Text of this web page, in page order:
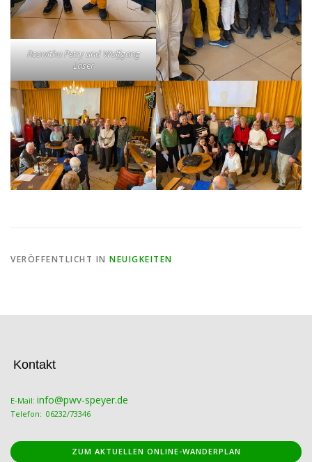
Roswitha Petry und Wolfgang
Laser
VERÖFFENTLICHT IN NEUIGKEITEN
Kontakt
E-Mail: info@pwv-speyer.de
Telefon: 06232/73346
ZUM AKTUELLEN ONLINE-WANDERPLAN